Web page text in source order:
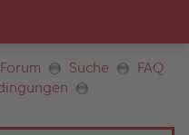
Forum Suche
FAQ